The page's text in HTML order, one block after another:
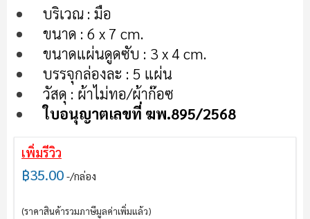
บริเวณ : มือ
ขนาด : 6 x 7 cm.
ขนาดแผ่นดูดซับ : 3 x 4 cm.
บรรจุกล่องละ : 5 แผ่น
วัสดุ : ผ้าไม่ทอ/ผ้าก๊อซ
ใบอนุญาตเลขที่ ฆพ.895/2568
เพิ่มรีวิว
฿35.00 /กล่อง
(ราคาสินค้ารวมภาษีมูลค่าเพิ่มแล้ว)